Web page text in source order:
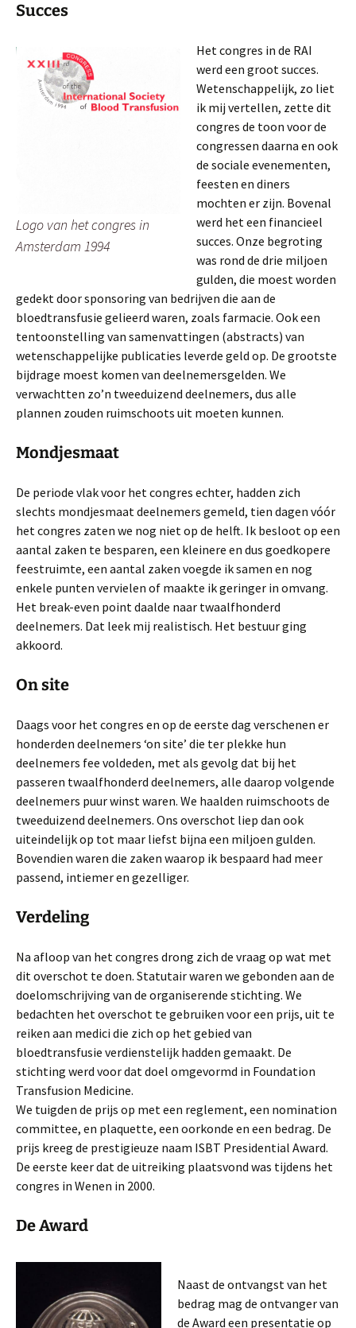
Succes
Logo van het congres in
Amsterdam 1994
Het congres in de RAI
werd een groot succes.
Wetenschappelijk, zo liet
ik mij vertellen, zette dit
congres de toon voor de
congressen daarna en ook
de sociale evenementen,
feesten en diners
mochten er zijn. Bovenal
werd het een financieel
succes. Onze begroting
was rond de drie miljoen
gulden, die moest worden
gedekt door sponsoring van bedrijven die aan de
bloedtransfusie gelieerd waren, zoals farmacie. Ook een
tentoonstelling van samenvattingen (abstracts) van
wetenschappelijke publicaties leverde geld op. De grootste
bijdrage moest komen van deelnemersgelden. We
verwachtten zo’n tweeduizend deelnemers, dus alle
plannen zouden ruimschoots uit moeten kunnen.
Mondjesmaat
De periode vlak voor het congres echter, hadden zich
slechts mondjesmaat deelnemers gemeld, tien dagen vóór
het congres zaten we nog niet op de helft. Ik besloot op een
aantal zaken te besparen, een kleinere en dus goedkopere
feestruimte, een aantal zaken voegde ik samen en nog
enkele punten vervielen of maakte ik geringer in omvang.
Het break-even point daalde naar twaalfhonderd
deelnemers. Dat leek mij realistisch. Het bestuur ging
akkoord.
On site
Daags voor het congres en op de eerste dag verschenen er
honderden deelnemers ‘on site’ die ter plekke hun
deelnemers fee voldeden, met als gevolg dat bij het
passeren twaalfhonderd deelnemers, alle daarop volgende
deelnemers puur winst waren. We haalden ruimschoots de
tweeduizend deelnemers. Ons overschot liep dan ook
uiteindelijk op tot maar liefst bijna een miljoen gulden.
Bovendien waren die zaken waarop ik bespaard had meer
passend, intiemer en gezelliger.
Verdeling
Na afloop van het congres drong zich de vraag op wat met
dit overschot te doen. Statutair waren we gebonden aan de
doelomschrijving van de organiserende stichting. We
bedachten het overschot te gebruiken voor een prijs, uit te
reiken aan medici die zich op het gebied van
bloedtransfusie verdienstelijk hadden gemaakt. De
stichting werd voor dat doel omgevormd in Foundation
Transfusion Medicine.
We tuigden de prijs op met een reglement, een nomination
committee, en plaquette, een oorkonde en een bedrag. De
prijs kreeg de prestigieuze naam ISBT Presidential Award.
De eerste keer dat de uitreiking plaatsvond was tijdens het
congres in Wenen in 2000.
De Award
Naast de ontvangst van het
bedrag mag de ontvanger van
de Award een presentatie op